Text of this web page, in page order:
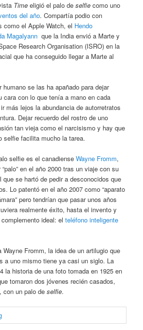
Time eligió el palo deselfie como uno
del año. Compartía podio con
como el Apple Watch, el Hendo
Magalyann que la India envió a Marte y
Research Organisation (ISRO) en la
que ha conseguido llegar a Marte al
humano se las ha apañado para dejar
cara con lo que tenía a mano en cada
más lejos la abundancia de autorretratos
Dejar recuerdo del rostro de uno
tan vieja como el narcisismo y hay que
selfie facilita mucho la tarea.
selfie es el canadienseWayne Fromm,
en el año 2000 tras un viaje con su
que se hartó de pedir a desconocidos que
Lo patentó en el año 2007 como “aparato
pero tendrían que pasar unos años
realmente éxito, hasta el invento y
ideal: elteléfono inteligente
Fromm, la idea de un artilugio que
a uno mismo tiene ya casi un siglo. La
la historia de una foto tomada en 1925 en
tomaron dos jóvenes recién casados,
con un palo deselfie.